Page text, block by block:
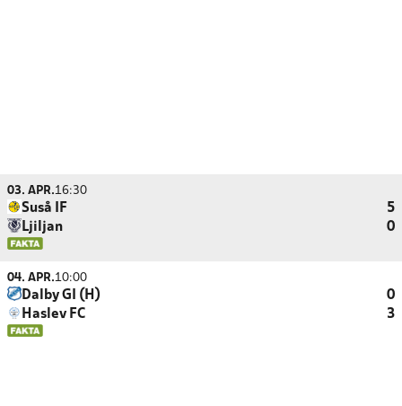
03. APR.16:30
Suså IF
5
Ljiljan
0
04. APR.10:00
Dalby GI (H)
0
Haslev FC
3